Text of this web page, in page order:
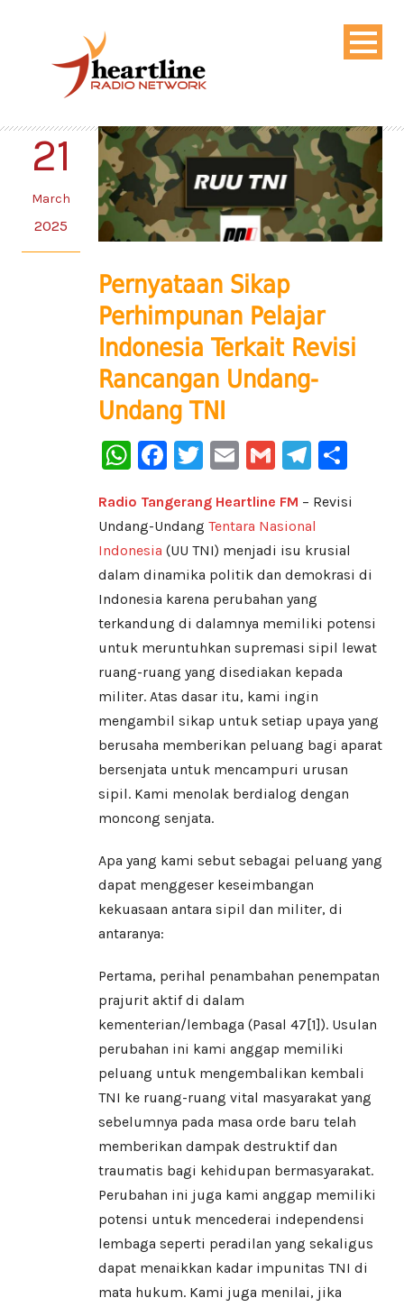
21
March
2025
Pernyataan Sikap
Perhimpunan Pelajar
Indonesia Terkait Revisi
Rancangan Undang-
Undang TNI
WhatsApp
Facebook
Twitter
EmailGmail
Radio Tangerang Heartline FM – Revisi
Undang-Undang Tentara Nasional
Indonesia (UU TNI) menjadi isu krusial
dalam dinamika politik dan demokrasi di
Indonesia karena perubahan yang
terkandung di dalamnya memiliki potensi
untuk meruntuhkan supremasi sipil lewat
ruang-ruang yang disediakan kepada
militer. Atas dasar itu, kami ingin
mengambil sikap untuk setiap upaya yang
berusaha memberikan peluang bagi aparat
bersenjata untuk mencampuri urusan
sipil. Kami menolak berdialog dengan
moncong senjata.
Apa yang kami sebut sebagai peluang yang
dapat menggeser keseimbangan
kekuasaan antara sipil dan militer, di
antaranya:
Pertama, perihal penambahan penempatan
prajurit aktif di dalam
kementerian/lembaga (Pasal 47 [1]). Usulan
perubahan ini kami anggap memiliki
peluang untuk mengembalikan kembali
TNI ke ruang-ruang vital masyarakat yang
sebelumnya pada masa orde baru telah
memberikan dampak destruktif dan
traumatis bagi kehidupan bermasyarakat.
Perubahan ini juga kami anggap memiliki
potensi untuk mencederai independensi
lembaga seperti peradilan yang sekaligus
dapat menaikkan kadar impunitas TNI di
mata hukum. Kami juga menilai, jika